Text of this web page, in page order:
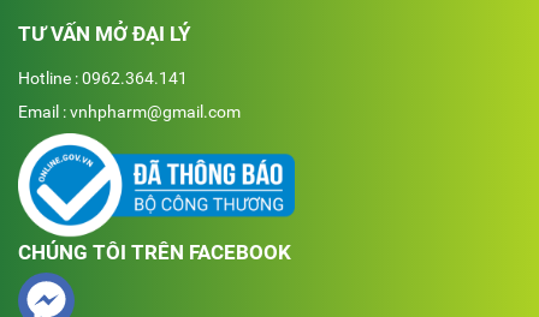
TƯ VẤN MỞ ĐẠI LÝ
Hotline : 0962.364.141
Email : vnhpharm@gmail.com
CHÚNG TÔI TRÊN FACEBOOK